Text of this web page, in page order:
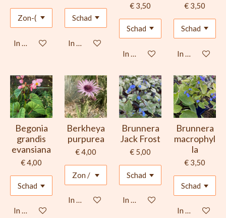
In winkelwagen In winkelwagen
€ 3,50
In winkelwagen
€ 3,50
In
Begonia
grandis
evansiana
€ 4,00
In winkelwagen
Berkheya
purpurea
€ 4,00
In winkelwagen
Brunnera
Jack Frost
€ 5,00
In winkelwagen
Brunnera
macrophyl
la
€ 3,50
In